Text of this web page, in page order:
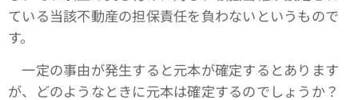
ている当該不動産の担保責任を負わないというもので
す。
一定の事由が発生すると元本が確定するとあります
が、どのようなときに元本は確定するのでしょうか？